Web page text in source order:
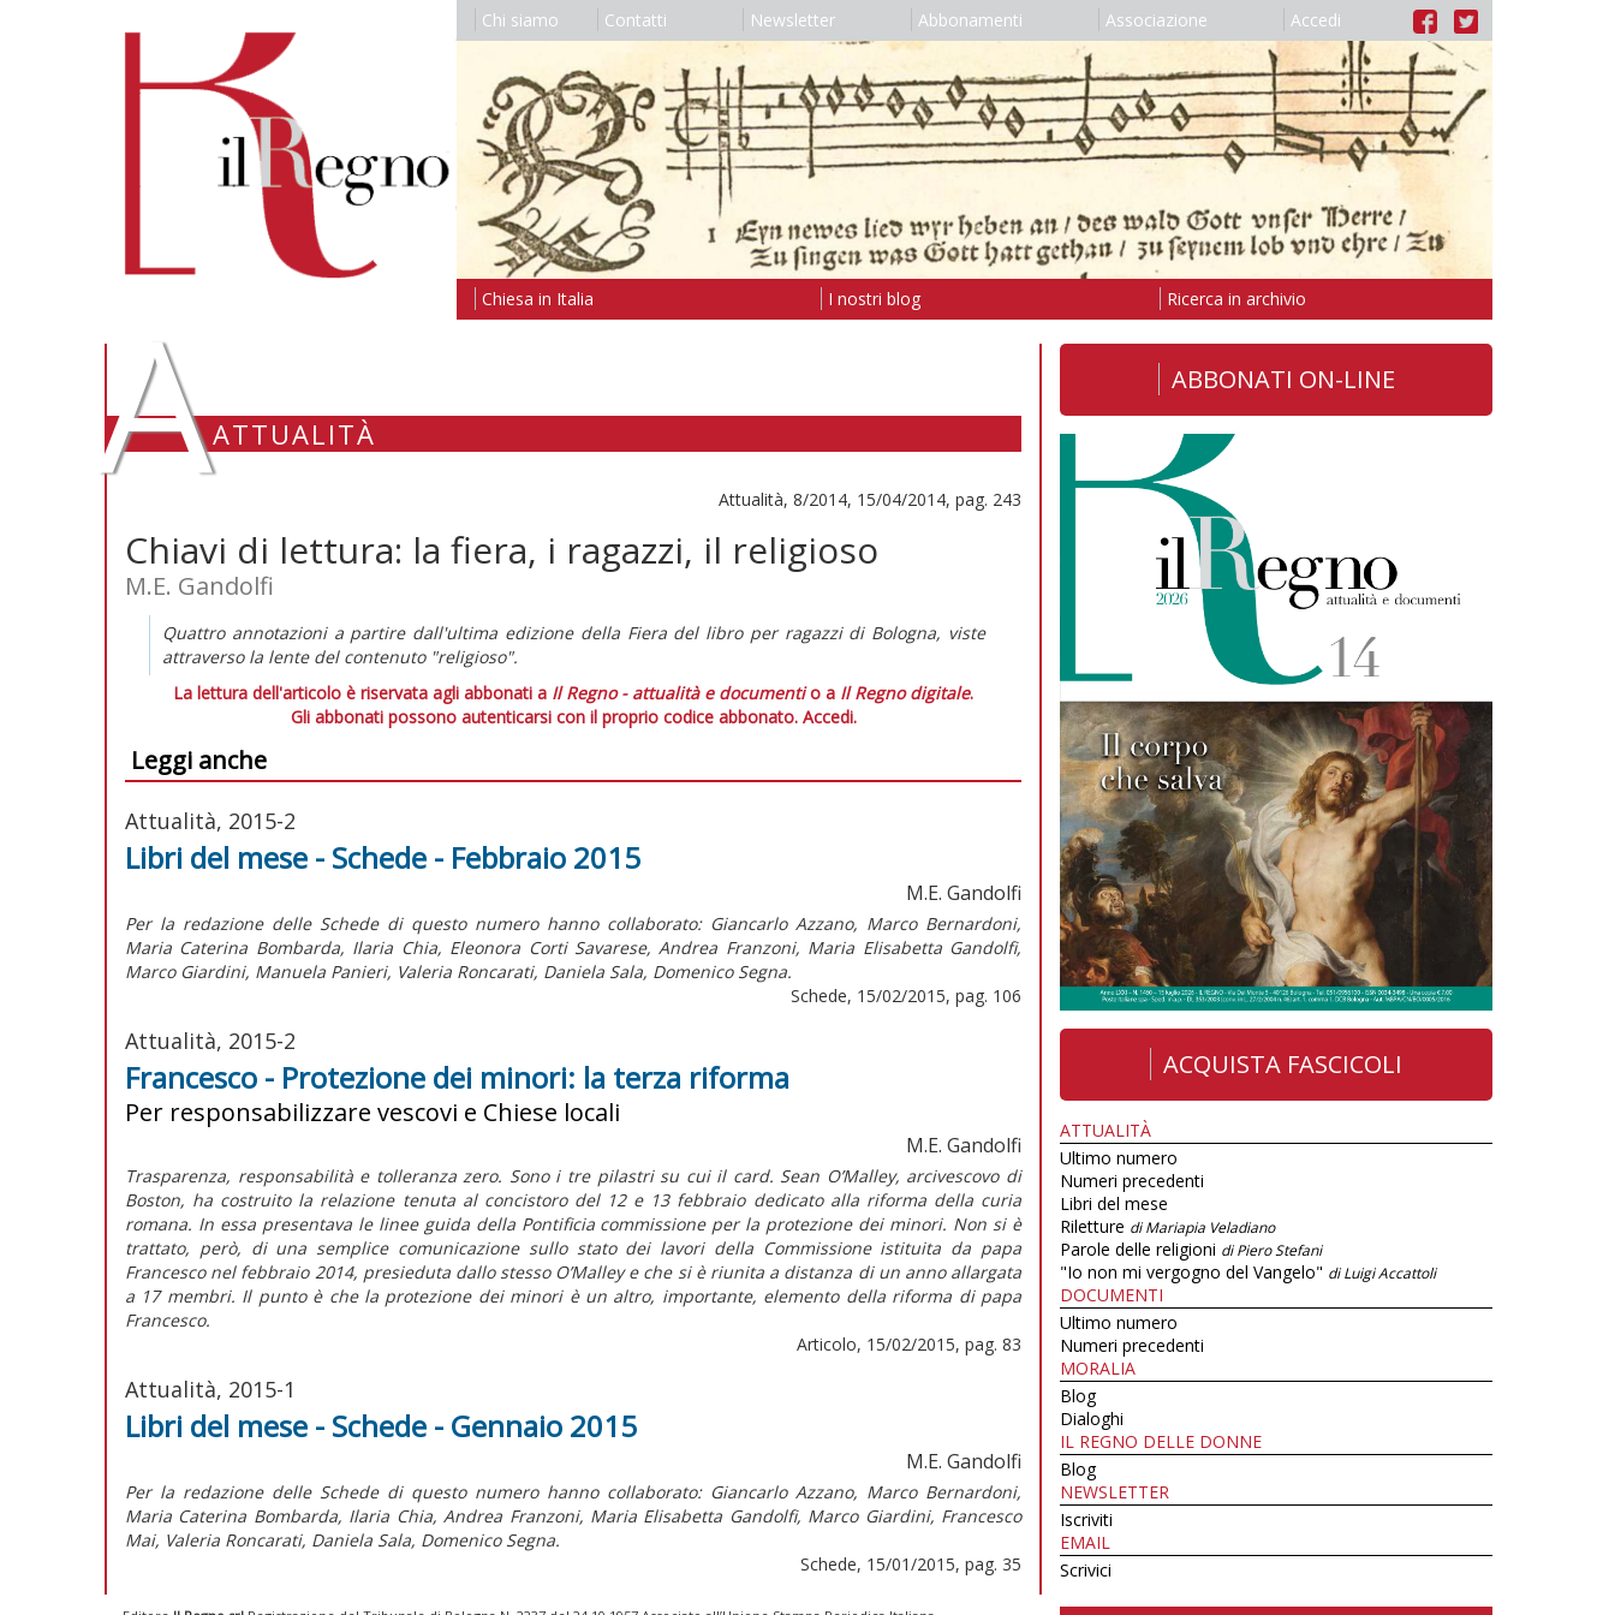
Chi siamo Contatti Newsletter Abbonamenti Associazione Accedi
Chiesa in Italia I nostri blog Ricerca in archivio
AATTUALITÀ
Attualità, 8/2014, 15/04/2014, pag. 243
Chiavi di lettura: la fiera, i ragazzi, il religioso
M.E. Gandolfi
Quattro annotazioni a partire dall'ultima edizione della Fiera del libro per ragazzi di Bologna, viste
attraverso la lente del contenuto "religioso".
La lettura dell'articolo è riservata agli abbonati a Il Regno - attualità e documentio a Il Regno digitale.
Gli abbonati possono autenticarsi con il proprio codice abbonato. Accedi.
Leggi anche
Attualità, 2015-2
Libri del mese - Schede - Febbraio 2015
M.E. Gandolfi
Per la redazione delle Schede di questo numero hanno collaborato: Giancarlo Azzano, Marco Bernardoni,
Maria Caterina Bombarda, Ilaria Chia, Eleonora Corti Savarese, Andrea Franzoni, Maria Elisabetta Gandolfi,
Marco Giardini, Manuela Panieri, Valeria Roncarati, Daniela Sala, Domenico Segna.
Schede, 15/02/2015, pag. 106
Attualità, 2015-2
Francesco - Protezione dei minori: la terza riforma
Per responsabilizzare vescovi e Chiese locali
M.E. Gandolfi
Trasparenza, responsabilità e tolleranza zero. Sono i tre pilastri su cui il card. Sean O’Malley, arcivescovo di
Boston, ha costruito la relazione tenuta al concistoro del 12 e 13 febbraio dedicato alla riforma della curia
romana. In essa presentava le linee guida della Pontificia commissione per la protezione dei minori. Non si è
trattato, però, di una semplice comunicazione sullo stato dei lavori della Commissione istituita da papa
Francesco nel febbraio 2014, presieduta dallo stesso O’Malley e che si è riunita a distanza di un anno allargata
a 17 membri. Il punto è che la protezione dei minori è un altro, importante, elemento della riforma di papa
Francesco.
Articolo, 15/02/2015, pag. 83
Attualità, 2015-1
Libri del mese - Schede - Gennaio 2015
M.E. Gandolfi
Per la redazione delle Schede di questo numero hanno collaborato: Giancarlo Azzano, Marco Bernardoni,
Maria Caterina Bombarda, Ilaria Chia, Andrea Franzoni, Maria Elisabetta Gandolfi, Marco Giardini, Francesco
Mai, Valeria Roncarati, Daniela Sala, Domenico Segna.
Schede, 15/01/2015, pag. 35
ABBONATI ON-LINE
ACQUISTA FASCICOLI
ATTUALITÀ
Ultimo numero
Numeri precedenti
Libri del mese
Riletture di Mariapia Veladiano
Parole delle religioni di Piero Stefani
"Io non mi vergogno del Vangelo" di Luigi Accattoli
DOCUMENTI
Ultimo numero
Numeri precedenti
MORALIA
Blog
Dialoghi
IL REGNO DELLE DONNE
Blog
NEWSLETTER
Iscriviti
EMAIL
Scrivici